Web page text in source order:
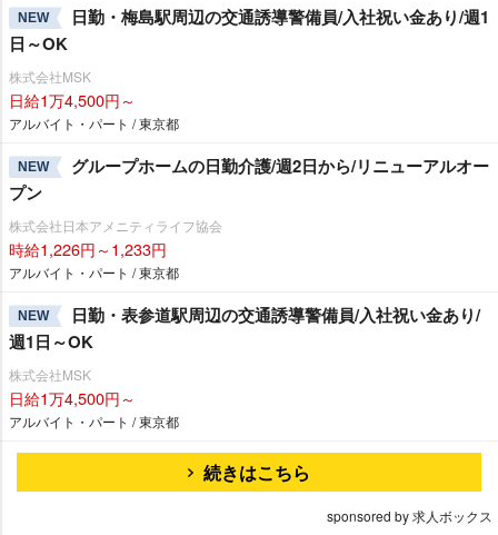
NEW
日勤・梅島駅周辺の交通誘導警備員/入社祝い金あり/週1
日～OK
株式会社MSK
日給1万4,500円～
アルバイト・パート / 東京都
NEW
グループホームの日勤介護/週2日から/リニューアルオー
プン
株式会社日本アメニティライフ協会
時給1,226円～1,233円
アルバイト・パート / 東京都
NEW
日勤・表参道駅周辺の交通誘導警備員/入社祝い金あり/
週1日～OK
株式会社MSK
日給1万4,500円～
アルバイト・パート / 東京都
続きはこちら
sponsored by 求人ボックス